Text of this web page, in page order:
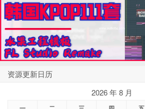
资源更新日历
2026 年 8 月